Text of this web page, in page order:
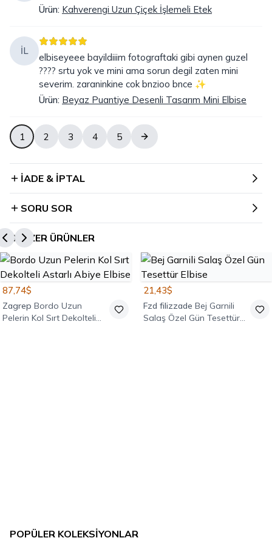
Ürün: Kahverengi Uzun Çiçek İşlemeli Etek
İL
elbiseyeee bayildiiim fotograftaki gibi aynen guzel
???? srtu yok ve mini ama sorun degil zaten mini
severim. zaraninkine cok bnzioo bnce ✨️
Ürün: Beyaz Puantiye Desenli Tasarım Mini Elbise
1 2 3 4 5
İADE & İPTAL
SORU SOR
BENZER ÜRÜNLER
87,74$
Zagrep Bordo Uzun
Pelerin Kol Sırt Dekolteli
21,43$
Fzd filizzade Bej Garnili
Salaş Özel Gün Tesettür
POPÜLER KOLEKSIYONLAR